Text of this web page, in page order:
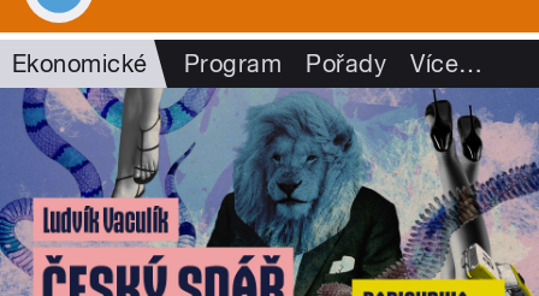
Ekonomické Program Pořady Více…